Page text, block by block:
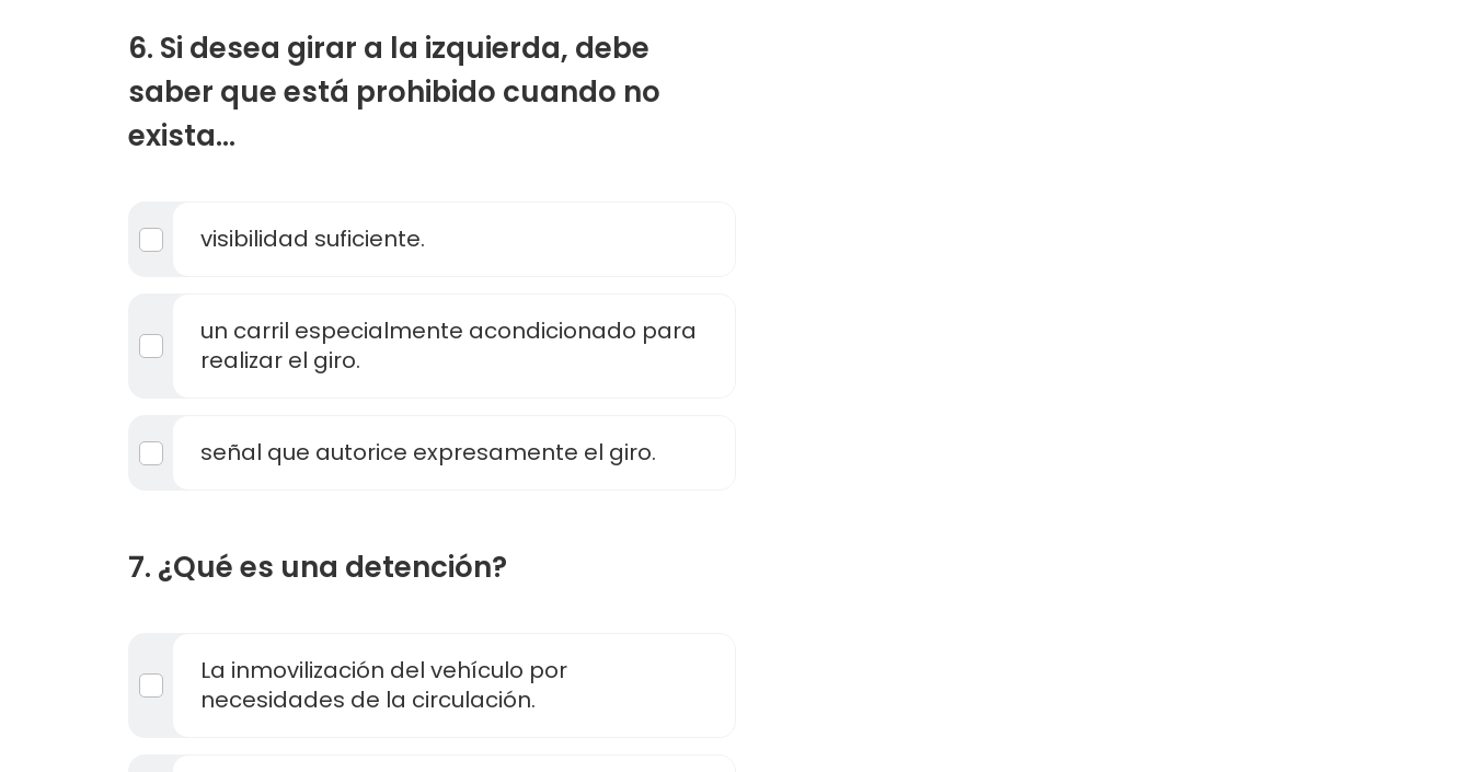
6. Si desea girar a la izquierda, debe
saber que está prohibido cuando no
exista...
visibilidad suficiente.
un carril especialmente acondicionado para
realizar el giro.
señal que autorice expresamente el giro.
7. ¿Qué es una detención?
La inmovilización del vehículo por
necesidades de la circulación.